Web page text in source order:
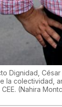
Dignidad,
la colectividad,
(Nahira